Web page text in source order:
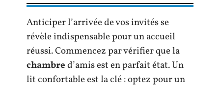
Anticiper l’arrivée de vos invités se
révèle indispensable pour un accueil
réussi. Commencez par vérifier que la
chambred’amis est en parfait état. Un
lit confortable est la clé : optez pour un